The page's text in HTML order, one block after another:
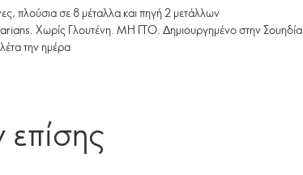
πλούσια σε 8 μέταλλα και πηγή 2 μετάλλων
Xωρίς Γλουτένη. ΜΗ ΓΤΟ. Δημιουργημένο στην Σουηδία
την ημέρα